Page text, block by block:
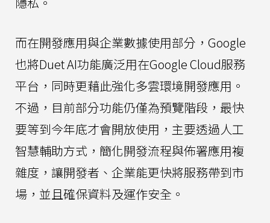
而在開發應用與企業數據使用部分，Google
也將Duet AI功能廣泛用在Google Cloud服務
平台，同時更藉此強化多雲環境開發應用。
不過，目前部分功能仍僅為預覽階段，最快
要等到今年底才會開放使用，主要透過人工
智慧輔助方式，簡化開發流程與佈署應用複
雜度，讓開發者、企業能更快將服務帶到市
場，並且確保資料及運作安全。